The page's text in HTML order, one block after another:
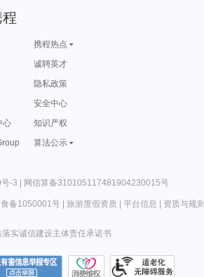
携程热点
诚聘英才
隐私政策
安全中心
心
知识产权
算法公示
-3 | 网信算备310105117481904230015号
备1050001号| 旅游度假资质| 平台信息 资质与规则
落实诚信建设主体责任承诺书